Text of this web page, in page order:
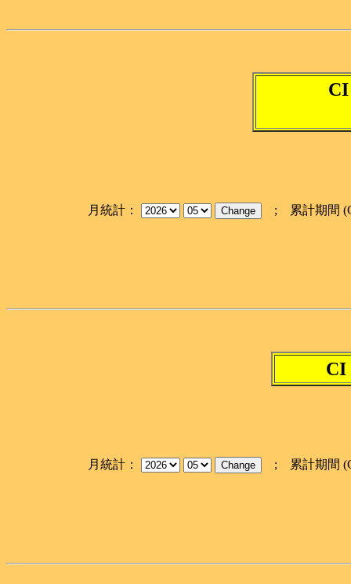
CI
月統計： ; 累計期間
CI
月統計： ; 累計期間